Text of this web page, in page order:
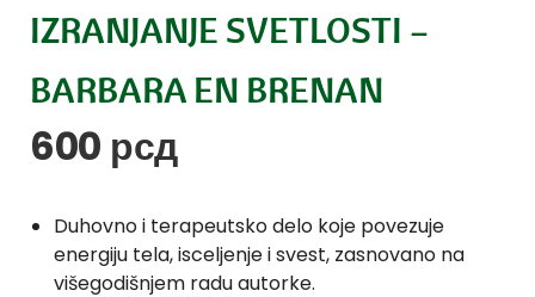
IZRANJANJE SVETLOSTI –
BARBARA EN BRENAN
600 рсд
Duhovno i terapeutsko delo koje povezuje
energiju tela, isceljenje i svest, zasnovano na
višegodišnjem radu autorke.